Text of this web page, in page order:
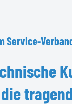
Service-
die